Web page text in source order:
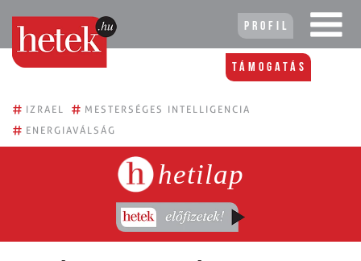
Profil
Támogatás
# IZRAEL # MESTERSÉGES INTELLIGENCIA
# ENERGIAVÁLSÁG
hetilap